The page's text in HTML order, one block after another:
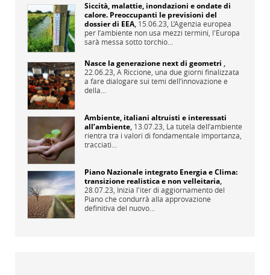
Siccità, malattie, inondazioni e ondate di
calore. Preoccupanti le previsioni del
dossier di EEA, 15.06.23, L’Agenzia europea
per l’ambiente non usa mezzi termini, l'Europa
sarà messa sotto torchio...
Nasce la generazione next di geometri ,
22.06.23, A Riccione, una due giorni finalizzata
a fare dialogare sui temi dell’innovazione e
della...
Ambiente, italiani altruisti e interessati
all’ambiente, 13.07.23, La tutela dell’ambiente
rientra tra i valori di fondamentale importanza,
tracciati...
Piano Nazionale integrato Energia e Clima:
transizione realistica e non velleitaria,
28.07.23, Inizia l'iter di aggiornamento del
Piano che condurrà alla approvazione
definitiva del nuovo...